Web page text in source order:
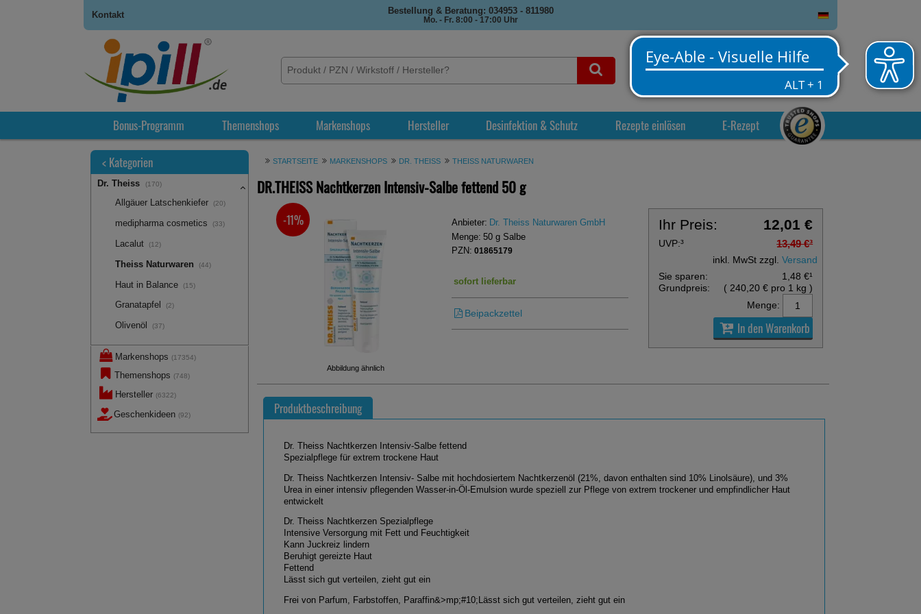
0
Warenkorb
Kontakt Bestellung & Beratung: 034953 - 811980
Mo. - Fr. 8:00 - 17:00 Uhr
Bonus-Programm Themenshops Markenshops Hersteller Desinfektion & Schutz Rezepte einlösen E-Rezept
STARTSEITE MARKENSHOPS DR. THEISS THEISS NATURWAREN
DR.THEISS Nachtkerzen Intensiv-Salbe fettend50 g
Abbildung ähnlich
SIE SPAREN
-11% Anbieter: Dr. Theiss Naturwaren GmbH
Menge: 50g Salbe
PZN: 01865179
sofort lieferbar
Beipackzettel
Ihr Preis: 12,01 €
UVP:³ 13,49 €³
inkl. MwSt zzgl.Versand
Sie sparen:
1,48 €¹
Grundpreis:
( 240,20 € pro 1 kg)
Menge:
In den Warenkorb
Produktbeschreibung
Dr. Theiss Nachtkerzen Intensiv-Salbe fettend
Spezialpflege für extrem trockene Haut
Dr. Theiss Nachtkerzen Intensiv- Salbe mit hochdosiertem Nachtkerzenöl (21%, davon enthalten sind 10% Linolsäure), und 3%
Urea in einer intensiv pflegenden Wasser-in-Öl-Emulsion wurde speziell zur Pflege von extrem trockener und empfindlicher Haut
entwickelt
Dr. Theiss Nachtkerzen Spezialpflege
Intensive Versorgung mit Fett und Feuchtigkeit
Kann Juckreiz lindern
Beruhigt gereizte Haut
Fettend
Lässt sich gut verteilen, zieht gut ein
Frei von Parfum, Farbstoffen, Paraffin&>mp;#10;Lässt sich gut verteilen, zieht gut ein
< Kategorien
Dr. Theiss (170)
Allgäuer Latschenkiefer (20)
medipharma cosmetics (33)
Lacalut (12)
Theiss Naturwaren (44)
Haut in Balance (15)
Granatapfel (2)
Olivenöl (37)
Markenshops (17354)
Themenshops (748)
Hersteller (6322)
Geschenkideen (92)